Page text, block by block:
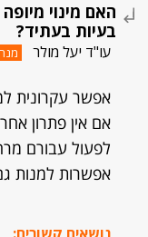
האם מינוי
בעיות בעתיד?
עו"ד יעל מולר
אפשר עקרונית
אם אין פתרון
לפעול עבורם
אפשרות למנות